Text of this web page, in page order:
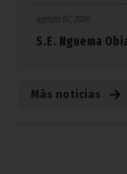
agosto 07, 2026
S.E. Nguema
Más noticias